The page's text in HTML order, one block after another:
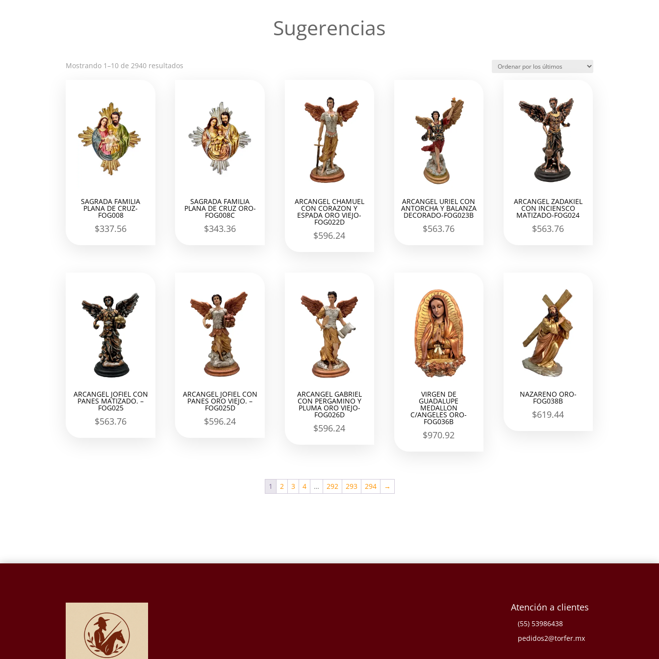
Sugerencias
Mostrando 1–10 de 2940 resultados
SAGRADA FAMILIA
PLANA DE CRUZ-
FOG008
$337.56
SAGRADA FAMILIA
PLANA DE CRUZ ORO-
FOG008C
$343.36
ARCANGEL CHAMUEL
CON CORAZON Y
ESPADA ORO VIEJO-
FOG022D
$596.24
ARCANGEL URIEL CON
ANTORCHA Y BALANZA
DECORADO-FOG023B
$563.76
ARCANGEL ZADAKIEL
CON INCIENSCO
MATIZADO-FOG024
$563.76
ARCANGEL JOFIEL CON
PANES MATIZADO. –
FOG025
$563.76
ARCANGEL JOFIEL CON
PANES ORO VIEJO. –
FOG025D
$596.24
ARCANGEL GABRIEL
CON PERGAMINO Y
PLUMA ORO VIEJO-
FOG026D
$596.24
VIRGEN DE
GUADALUPE
MEDALLON
C/ANGELES ORO-
FOG036B
$970.92
NAZARENO ORO-
FOG038B
$619.44
1 2 3 4 … 292 293 294 →
Atención a clientes
(55) 53986438
pedidos2@torfer.mx